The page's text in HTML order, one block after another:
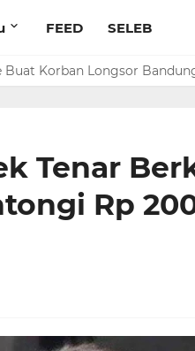
FEED SELEB
Buat Korban Longsor
Tuding Penyebab Denada
Tenar
Rp